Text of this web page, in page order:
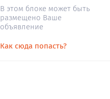
В этом блоке может быть
размещено Ваше
объявление
Как сюда попасть?